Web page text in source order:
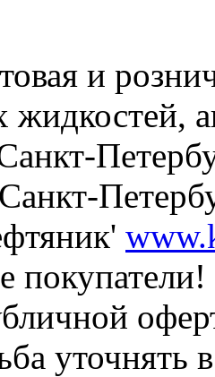
и
жидкостей,
уточнять